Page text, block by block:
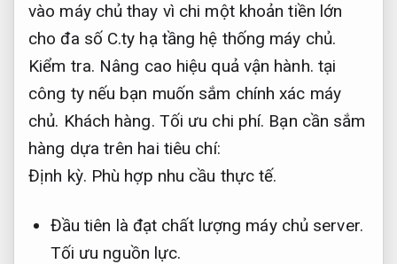
vào máy chủ thay vì chi một khoản tiền lớn
cho đa số C.ty hạ tầng hệ thống máy chủ.
Kiểm tra. Nâng cao hiệu quả vận hành. tại
công ty nếu bạn muốn sắm chính xác máy
chủ. Khách hàng. Tối ưu chi phí. Bạn cần sắm
hàng dựa trên hai tiêu chí:
Định kỳ. Phù hợp nhu cầu thực tế.
Đầu tiên là đạt chất lượng máy chủ server.
Tối ưu nguồn lực.